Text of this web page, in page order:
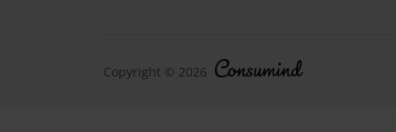
Copyright © 2026